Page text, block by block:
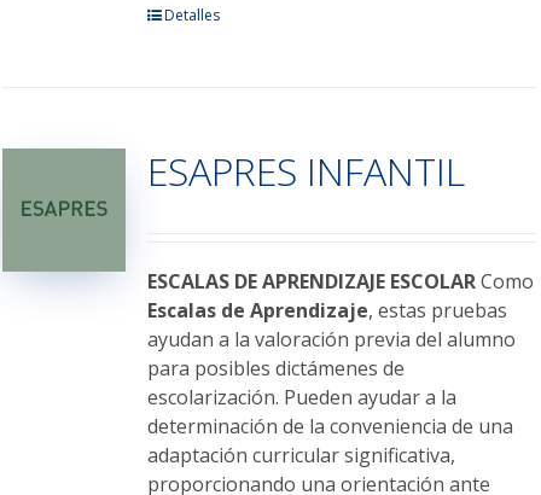
Este
Las
opciones
elegir
en
la
página
de
producto
Detalles
ESAPRES INFANTIL
ESCALAS DE APRENDIZAJE ESCOLARComo
Escalas de Aprendizaje, estas pruebas
ayudan a la valoración previa del alumno
para posibles dictámenes de
escolarización. Pueden ayudar a la
determinación de la conveniencia de una
adaptación curricular significativa,
proporcionando una orientación ante